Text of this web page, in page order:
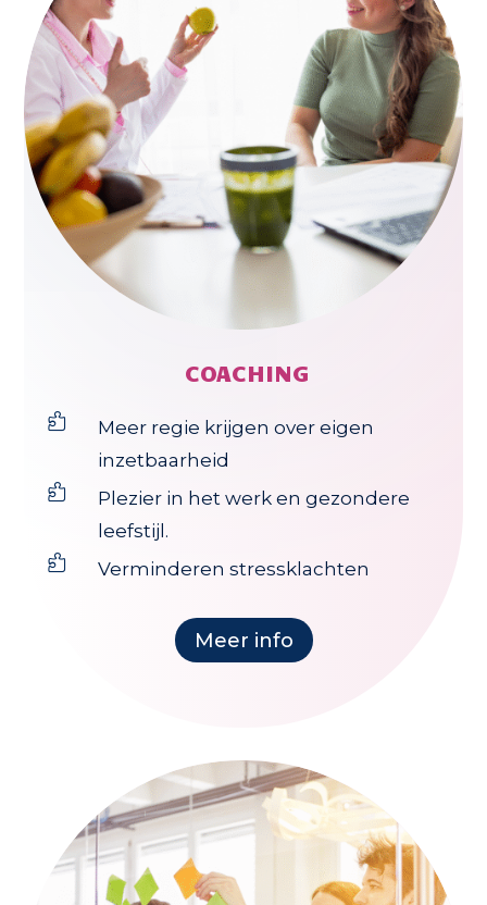
COACHING

Meer regie krijgen over eigen
inzetbaarheid

Plezier in het werk en gezondere
leefstijl.
 Verminderen stressklachten
Meer info